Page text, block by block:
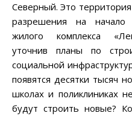
Северный. Это
разрешения на начало
жилого комплекса
уточнив планы по
социальной
появятся десятки тысяч
школах и поликлиниках
будут строить новые?